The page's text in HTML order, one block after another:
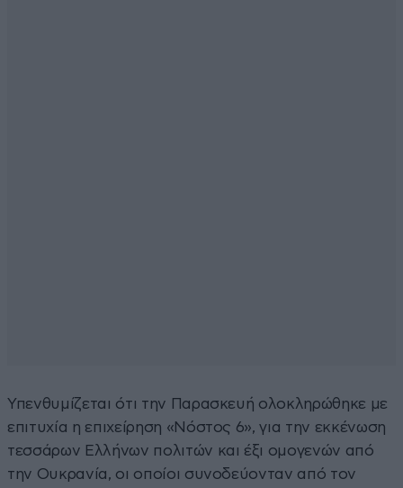
Υπενθυμίζεται ότι την Παρασκευή ολοκληρώθηκε με
επιτυχία η επιχείρηση «Νόστος 6», για την εκκένωση
τεσσάρων Ελλήνων πολιτών και έξι ομογενών από
την Ουκρανία, οι οποίοι συνοδεύονταν από τον